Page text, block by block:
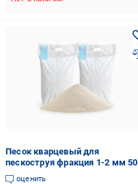
Песок кварцевый для
пескоструя фракция 1-2 мм 50
кг (2333286743)
оценить